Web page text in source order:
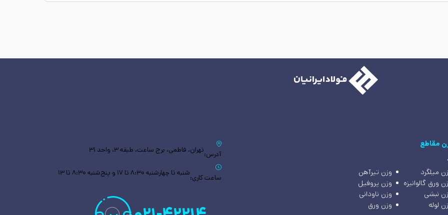
مقاطع
میلگرد
وزن تیرآهن
ورق گالوانیزه
وزن پروفیل
نبشی
وزن ناودانی
لوله
وزن ورق
آدرس:تهران، فاطمی، برج ساعت، طبقه ۳، واحد ۳۱
ساعت کاری:شنبه تا چهارشنبه ۸:۳۰ تا ۱۷ و پنج‌شنبه ۸:۳۰ تا ۱۳